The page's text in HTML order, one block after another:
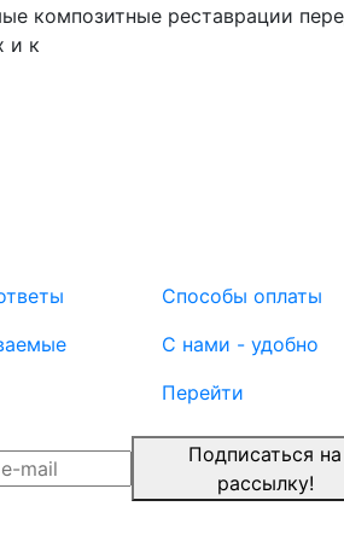
композитные реставрации
и к
Способы оплаты
С нами - удобно
Перейти
Подписаться на
рассылку!